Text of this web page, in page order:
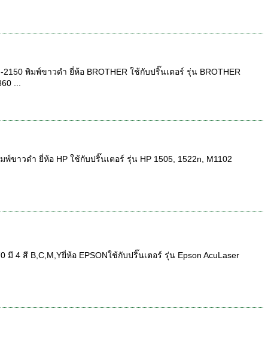
พิมพ์ขาวดำ ยี่ห้อ BROTHER ใช้กับปริ๊นเตอร์ รุ่น BROTHER
...
ขาวดำ ยี่ห้อ HP ใช้กับปริ๊นเตอร์ รุ่น HP 1505, 1522n, M1102
4 สี B,C,M,Yยี่ห้อ EPSONใช้กับปริ๊นเตอร์ รุ่น Epson AcuLaser